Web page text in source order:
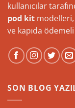
kullanıcılar
pod kit modelleri,
ve kapıda
SON BLOG